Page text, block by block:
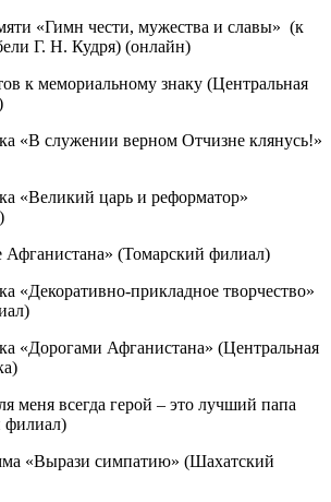
«Гимн чести, мужества и славы» (к
Г. Н. Кудря) (онлайн)
к мемориальному знаку (Центральная
«В служении верном Отчизне клянусь!»
«Великий царь и реформатор»
(Томарский филиал)
«Декоративно-прикладное творчество»
«Дорогами Афганистана» (Центральная
меня всегда герой – это лучший папа
филиал)
«Вырази симпатию» (Шахатский